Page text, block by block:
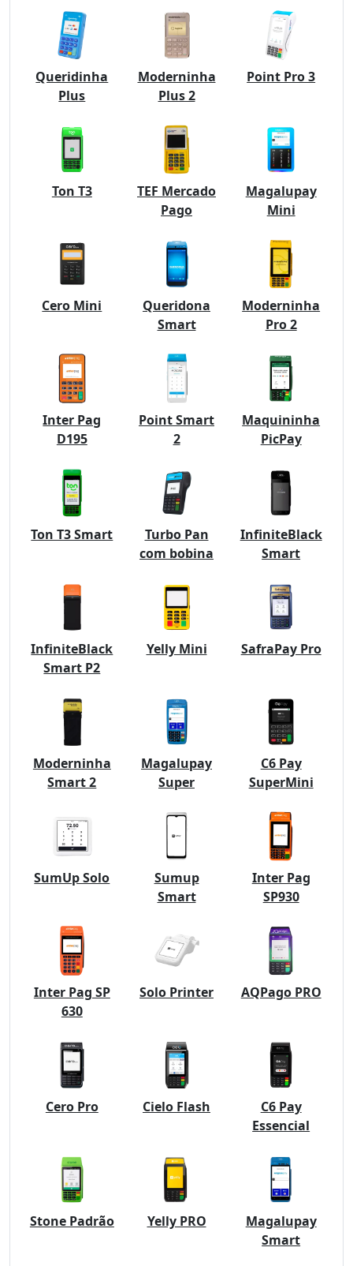
Queridinha
Plus
Moderninha
Plus 2
Point Pro 3
Ton T3
TEF Mercado
Pago
Magalupay
Mini
Cero Mini
Queridona
Smart
Moderninha
Pro 2
Inter Pag
D195
Point Smart
2
Maquininha
PicPay
Ton T3 Smart
Turbo Pan
com bobina
InfiniteBlack
Smart
InfiniteBlack
Smart P2
Yelly Mini SafraPay Pro
Moderninha
Smart 2
Magalupay
Super
C6 Pay
SuperMini
SumUp Solo
Sumup
Smart
Inter Pag
SP930
Inter Pag SP
630
Solo Printer AQPago PRO
Cero Pro Cielo Flash
C6 Pay
Essencial
Stone Padrão Yelly PRO
Magalupay
Smart